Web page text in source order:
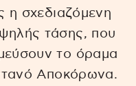
η σχεδιαζόμενη
τάσης, που
το όραμα
Αποκόρωνα.